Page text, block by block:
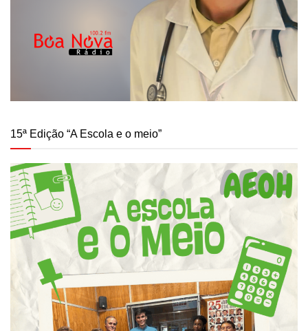
15ª Edição “A Escola e o meio”